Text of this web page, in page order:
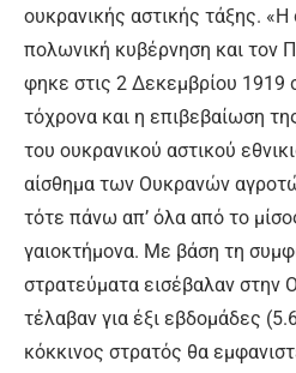
ου­κρα­νι­κής α­στι­κής τά­ξης.
πο­λω­νι­κή κυ­βέρ­νη­ση και τον
φη­κε στις 2 Δε­κεμ­βρί­ου 1919
τό­χρο­να και η ε­πι­βε­βαί­ω­ση
του ου­κρα­νι­κού α­στι­κού
αί­σθη­μα των Ου­κρα­νών
τό­τε πά­νω απ’ ό­λα α­πό το
γαιο­κτή­μο­να. Με βά­ση τη
στρα­τεύ­μα­τα ει­σέ­βα­λαν στην
τέ­λα­βαν για έ­ξι ε­βδο­μά­δες
κόκ­κι­νος στρα­τός θα